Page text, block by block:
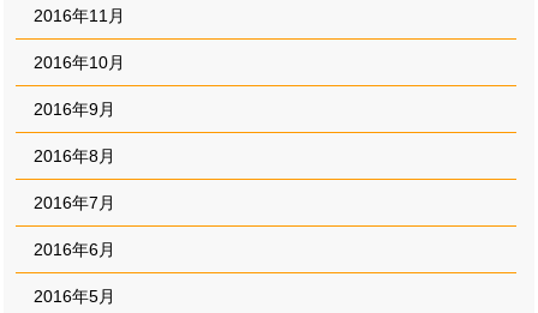
2016年11月
2016年10月
2016年9月
2016年8月
2016年7月
2016年6月
2016年5月